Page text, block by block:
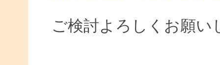
ご検討よろしくお願い